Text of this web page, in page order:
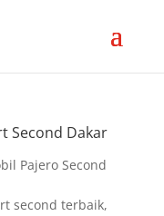
Second Dakar
Pajero Second
second terbaik,